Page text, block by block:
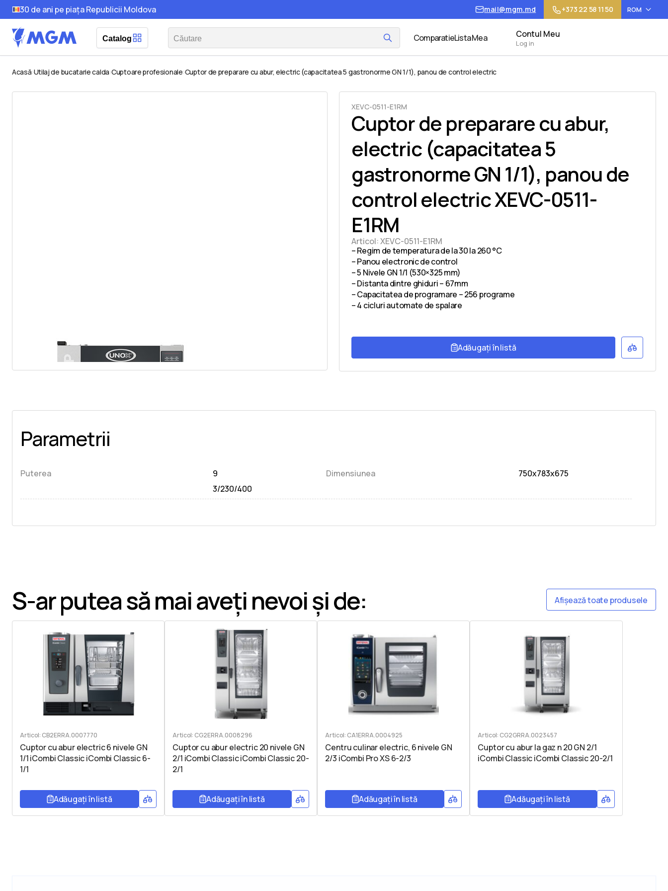
30 de ani pe piața Republicii Moldova mail@mgm.md +373 22 58 11 50 ROM
Catalog ComparatieLista Mea Contul Meu
Log in
Acasă Utilaj de bucatarie calda Cuptoare profesionale Cuptor de preparare cu abur, electric (capacitatea 5 gastronorme GN 1/1), panou de control electric
XEVC-0511-E1RM
Cuptor de preparare cu abur,
electric (capacitatea 5
gastronorme GN 1/1), panou de
control electric XEVC-0511-
E1RM
Articol:XEVC-0511-E1RM
– Regim de temperatura de la 30 la 260 °С
– Panou electronic de control
– 5 Nivele GN 1/1 (530×325 mm)
– Distanta dintre ghiduri – 67mm
– Capacitatea de programare – 256 programe
– 4 cicluri automate de spalare
Adăugați în listă
Parametrii
Puterea
9
3/230/400
Dimensiunea 750x783x675
S-ar putea să mai aveți nevoi și de: Afișează toate produsele
Articol: CB2ERRA.0007770
Cuptor cu abur electric 6 nivele GN
1/1 iCombi Classic iCombi Classic 6-
1/1
Adăugați în listă
Articol: CG2ERRA.0008296
Cuptor cu abur electric 20 nivele GN
2/1 iCombi Classic iCombi Classic 20-
2/1
Adăugați în listă
Articol: CA1ERRA.0004925
Centru culinar electric, 6 nivele GN
2/3 iCombi Pro XS 6-2/3
Adăugați în listă
Articol: CG2GRRA.0023457
Cuptor cu abur la gaz n 20 GN 2/1
iCombi Classic iCombi Classic 20-2/1
Adăugați în listă